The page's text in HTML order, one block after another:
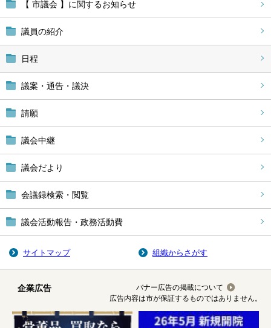
【 市議会 】に関するお知らせ
議員の紹介
日程
議案・通告・議決
請願
議会中継
議会だより
会議録検索・閲覧
議会活動報告・政務活動費
サイトマップ 組織からさがす
企業広告
バナー広告の掲載について
広告内容は市が保証するものではありません。